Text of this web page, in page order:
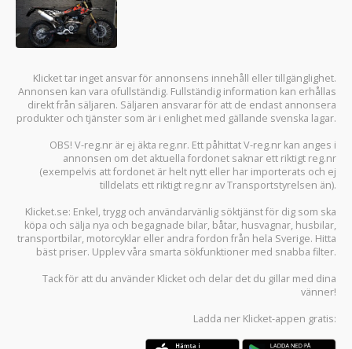
Klicket tar inget ansvar för annonsens innehåll eller tillgänglighet.
Annonsen kan vara ofullständig. Fullständig information kan erhållas
direkt från säljaren. Säljaren ansvarar för att de endast annonsera
produkter och tjänster som är i enlighet med gällande svenska lagar.
OBS! V-reg.nr är ej äkta reg.nr. Ett påhittat V-reg.nr kan anges i
annonsen om det aktuella fordonet saknar ett riktigt reg.nr
(exempelvis att fordonet är helt nytt eller har importerats och ej
tilldelats ett riktigt reg.nr av Transportstyrelsen än).
Klicket.se: Enkel, trygg och användarvänlig söktjänst för dig som ska
köpa och sälja nya och begagnade bilar, båtar, husvagnar, husbilar,
transportbilar, motorcyklar eller andra fordon från hela Sverige. Hitta
bäst priser. Upplev våra smarta sökfunktioner med snabba filter.
Tack för att du använder Klicket och delar det du gillar med dina
vänner!
Ladda ner Klicket-appen gratis: